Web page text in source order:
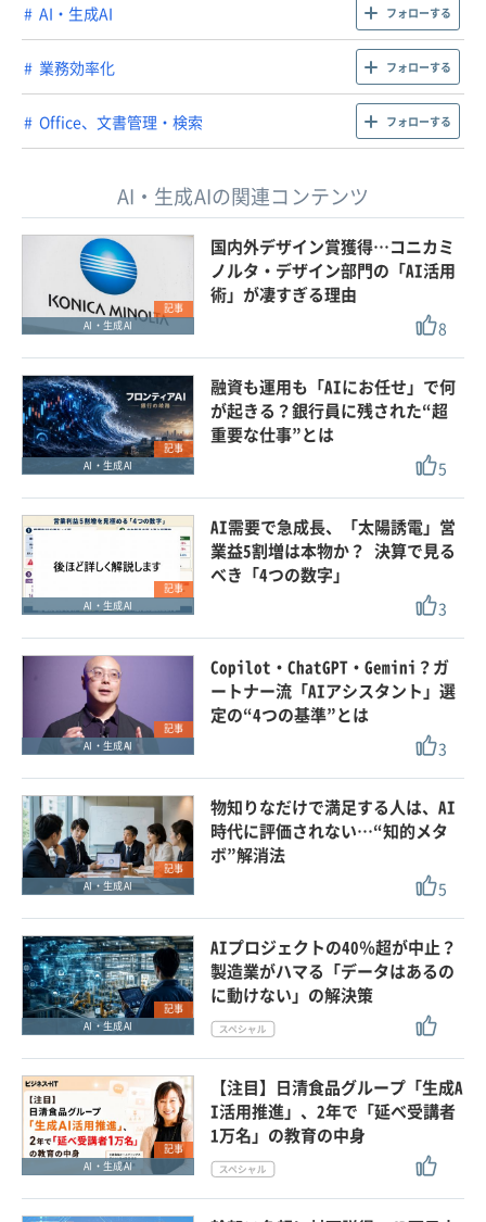
AI・生成AI フォローする
業務効率化 フォローする
Office、文書管理・検索 フォローする
AI・生成AIの関連コンテンツ
記事
AI・生成AI
国内外デザイン賞獲得…コニカミ
ノルタ・デザイン部門の「AI活用
術」が凄すぎる理由
8
記事
AI・生成AI
融資も運用も「AIにお任せ」で何
が起きる？銀行員に残された“超
重要な仕事”とは
5
記事
AI・生成AI
AI需要で急成長、「太陽誘電」営
業益5割増は本物か？ 決算で見る
べき「4つの数字」
3
記事
AI・生成AI
Copilot・ChatGPT・Gemini？ガ
ートナー流「AIアシスタント」選
定の“4つの基準”とは
3
記事
AI・生成AI
物知りなだけで満足する人は、AI
時代に評価されない…“知的メタ
ボ”解消法
5
記事
AI・生成AI
AIプロジェクトの40％超が中止？
製造業がハマる「データはあるの
に動けない」の解決策
記事
AI・生成AI
【注目】日清食品グループ「生成A
I活用推進」、2年で「延べ受講者
1万名」の教育の中身